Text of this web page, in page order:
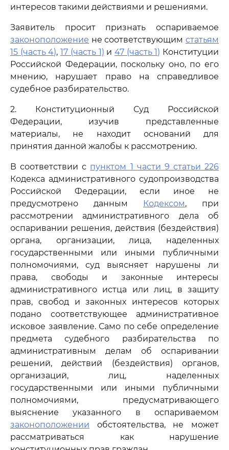
интересов такими действиями и решениями.
Заявитель просит признать оспариваемое
законоположение не соответствующим статьям
15 (часть 4),17 (часть 1) и 47 (часть 1) Конституции
Российской Федерации, поскольку оно, по его
мнению, нарушает право на справедливое
судебное разбирательство.
2. Конституционный Суд Российской
Федерации, изучив представленные
материалы, не находит оснований для
принятия данной жалобы к рассмотрению.
В соответствии с пунктом 1 части 9 статьи 226
Кодекса административного судопроизводства
Российской Федерации, если иное не
предусмотрено данным
Кодексом, при
рассмотрении административного дела об
оспаривании решения, действия (бездействия)
органа, организации, лица, наделенных
государственными или иными публичными
полномочиями, суд выясняет нарушены ли
права, свободы и законные интересы
административного истца или лиц, в защиту
прав, свобод и законных интересов которых
подано соответствующее административное
исковое заявление. Само по себе определение
предмета судебного разбирательства по
административным делам об оспаривании
решений, действий (бездействия) органов,
организаций, лиц, наделенных
государственными или иными публичными
полномочиями, предусматривающего
выяснение указанного в оспариваемом
законоположении обстоятельства, не может
рассматриваться как нарушение